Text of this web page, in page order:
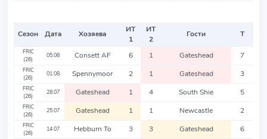
Сезон Дата Хозяева
ИТ
1
ИТ
2
Гости Т
FRIC
(26)
05.08 Consett AF 6 1 Gateshead 7
FRIC
(26)
01.08 Spennymoor 2 1 Gateshead 3
FRIC
(26)
28.07 Gateshead 1 4 South Shie 5
FRIC
(26)
25.07 Gateshead 1 1 Newcastle 2
FRIC
(26)
14.07 Hebburn To 3 3 Gateshead 6